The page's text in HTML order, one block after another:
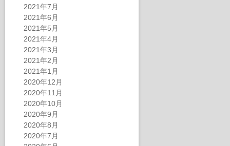
2021年7月
2021年6月
2021年5月
2021年4月
2021年3月
2021年2月
2021年1月
2020年12月
2020年11月
2020年10月
2020年9月
2020年8月
2020年7月